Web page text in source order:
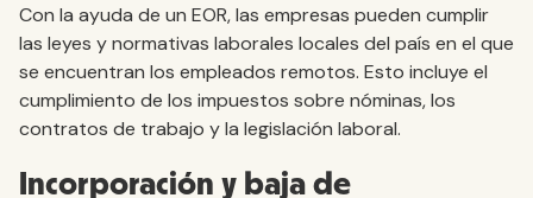
Con la ayuda de un EOR, las empresas pueden cumplir
las leyes y normativas laborales locales del país en el que
se encuentran los empleados remotos. Esto incluye el
cumplimiento de los impuestos sobre nóminas, los
contratos de trabajo y la legislación laboral.
Incorporación y baja de